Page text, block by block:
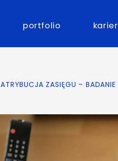
portfolio
ATRYBUCJA ZASIĘGU –